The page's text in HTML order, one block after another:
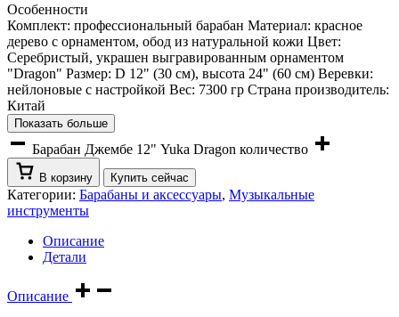
Особенности
Комплект: профессиональный барабан Материал: красное
дерево с орнаментом, обод из натуральной кожи Цвет:
Серебристый, украшен выгравированным орнаментом
"Dragon" Размер: D 12" (30 см), высота 24" (60 см) Веревки:
нейлоновые с настройкой Вес: 7300 гр Страна производитель:
Китай
Показать больше
Барабан Джембе 12" Yuka Dragon количество
В корзину Купить сейчас
Категории: Барабаны и аксессуары, Музыкальные
инструменты
Описание
Детали
Описание